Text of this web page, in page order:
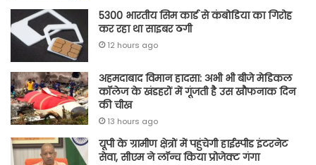
5300 भारतीय सिम कार्ड से कंबोडिया का गिरोह
कर रहा था साइबर ठगी
12 hours ago
अहमदाबाद विमान हादसा: अभी भी बीजे मेडिकल
कॉलेज के खंडहरों में गूंजती है उस खौफनाक दिन
की चीख
13 hours ago
यूपी के ग्रामीण क्षेत्रों में पहुंचेगी हाईस्पीड इंटरनेट
सेवा, सीएम ने लॉन्च किया प्रोजेक्ट गंगा